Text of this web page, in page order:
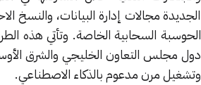
الجديدة مجالات إدارة البيانات، والنسخ
الحوسبة السحابية الخاصة. وتأتي هذه
دول مجلس التعاون الخليجي والشرق
وتشغيل مرن مدعوم بالذكاء الاصطناعي.